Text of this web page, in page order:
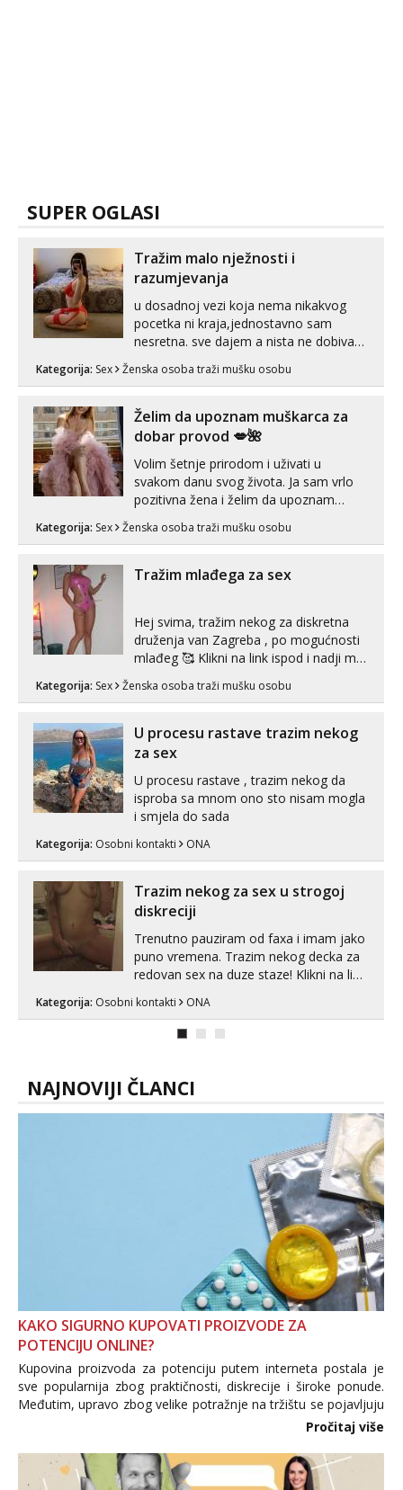
SUPER OGLASI
Tražim malo nježnosti i
razumjevanja
u dosadnoj vezi koja nema nikakvog
pocetka ni kraja,jednostavno sam
nesretna. sve dajem a nista ne dobivam
zadovoljiti moje potrebe,ne trazim puno
volim njezan seks i njezne poljupce po
tijelu koji me jako pale,obozavam kad
muskar...
Kategorija: Sex Ženska osoba traži mušku osobu
Želim da upoznam muškarca za
dobar provod 💋🌺
Volim šetnje prirodom i uživati u
svakom danu svog života. Ja sam vrlo
pozitivna žena i želim da upoznam
može i nešto više.💋🌺 Klikni na link
Kategorija: Sex Ženska osoba traži mušku osobu
Tražim mlađega za sex
Hej svima, tražim nekog za diskretna
druženja van Zagreba , po mogućnosti
mlađeg 🥰 Klikni na link ispod i nadji me
Kategorija: Sex Ženska osoba traži mušku osobu
U procesu rastave trazim nekog
za sex
U procesu rastave , trazim nekog da
isproba sa mnom ono sto nisam mogla
i smjela do sada
Kategorija: Osobni kontakti ONA
Trazim nekog za sex u strogoj
diskreciji
Trenutno pauziram od faxa i imam jako
puno vremena. Trazim nekog decka za
redovan sex na duze staze! Klikni na link
Kategorija: Osobni kontakti ONA
NAJNOVIJI ČLANCI
KAKO SIGURNO KUPOVATI PROIZVODE ZA
POTENCIJU ONLINE?
Kupovina proizvoda za potenciju putem interneta postala je
sve popularnija zbog praktičnosti, diskrecije i široke ponude.
Međutim, upravo zbog velike potražnje na tržištu se pojavljuju
i brojni krivotvoreni proizvodi, nepouzdane internetske
Pročitaj više